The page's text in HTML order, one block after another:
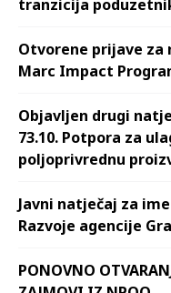
tranzicija
Otvorene prijave za
Marc Impact
Objavljen drugi
73.10. Potpora za
poljoprivrednu
Javni natječaj za
Razvoje agencije
PONOVNO